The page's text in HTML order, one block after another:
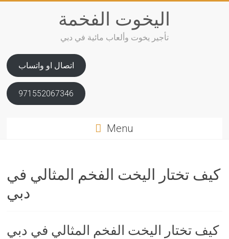
اليخوت الفخمة
تأجير يخوت وألعاب مائية في دبي
اتصال او واتساب
971552067346
Menu
كيف تختار اليخت الفخم المثالي في
دبي
كيف تختار اليخت الفخم المثالي في دبي